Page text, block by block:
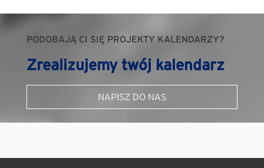
PODOBAJĄ CI SIĘ PROJEKTY KALENDARZY?
Zrealizujemy twój kalendarz
NAPISZ DO NAS